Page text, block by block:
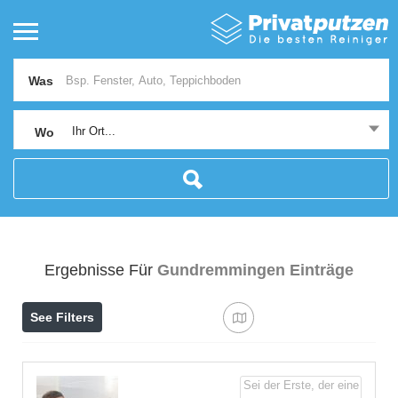
Was
Wo Ihr Ort...
Ergebnisse Für Gundremmingen Einträge
See Filters
Sei der Erste, der eine